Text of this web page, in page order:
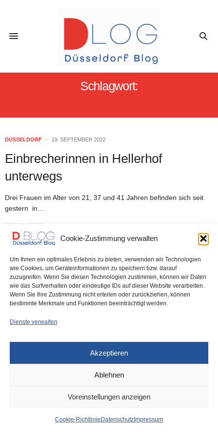
Cookie-Zustimmung verwalten
Um Ihnen ein optimales Erlebnis zu bieten, verwenden wir Technologien
wie Cookies, um Geräteinformationen zu speichern bzw. darauf
zuzugreifen. Wenn Sie diesen Technologien zustimmen, können wir Daten
wie das Surfverhalten oder eindeutige IDs auf dieser Website verarbeiten.
Wenn Sie Ihre Zustimmung nicht erteilen oder zurückziehen, können
bestimmte Merkmale und Funktionen beeinträchtigt werden.
Dienste verwalten
Akzeptieren
Ablehnen
Voreinstellungen anzeigen
Cookie-Richtlinie Datenschutz Impressum
Schlagwort:
DÜSSELDORF 19. SEPTEMBER 2022
Einbrecherinnen in Hellerhof
unterwegs
Drei Frauen im Alter von 21, 37 und 41 Jahren befinden sich seit
gestern in…
0 SHARES
IMPRESSUM DATENSCHUTZ COOKIE-RICHTLINIE (EU)